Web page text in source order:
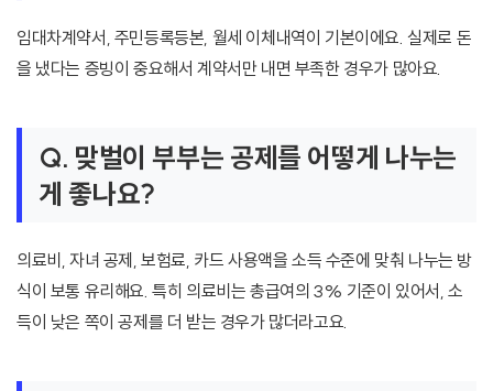
임대차계약서, 주민등록등본, 월세 이체내역이 기본이에요. 실제로 돈
을 냈다는 증빙이 중요해서 계약서만 내면 부족한 경우가 많아요.
Q. 맞벌이 부부는 공제를 어떻게 나누는
게 좋나요?
의료비, 자녀 공제, 보험료, 카드 사용액을 소득 수준에 맞춰 나누는 방
식이 보통 유리해요. 특히 의료비는 총급여의 3% 기준이 있어서, 소
득이 낮은 쪽이 공제를 더 받는 경우가 많더라고요.